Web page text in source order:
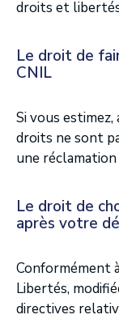
droits et
Le droit de
CNIL
Si vous
droits ne sont
une réclamation
Le droit de
après votre
Conformément
Libertés,
directives